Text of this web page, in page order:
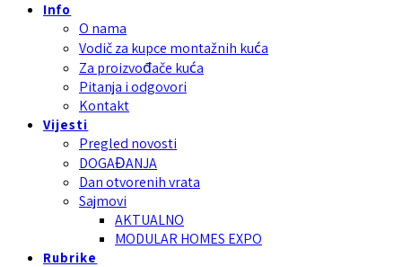
Info
O nama
Vodič za kupce montažnih kuća
Za proizvođače kuća
Pitanja i odgovori
Kontakt
Vijesti
Pregled novosti
DOGAĐANJA
Dan otvorenih vrata
Sajmovi
AKTUALNO
MODULAR HOMES EXPO
Rubrike